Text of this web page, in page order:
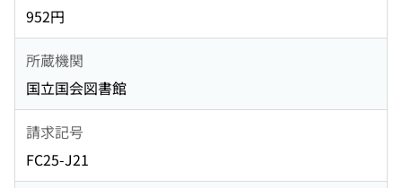
952円
所蔵機関
国立国会図書館
請求記号
FC25-J21